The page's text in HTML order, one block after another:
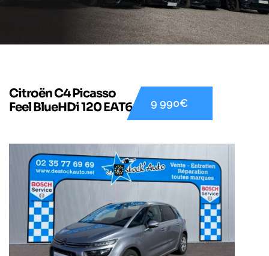
Citroën C4 Picasso
Feel BlueHDi 120 EAT6
9 990€